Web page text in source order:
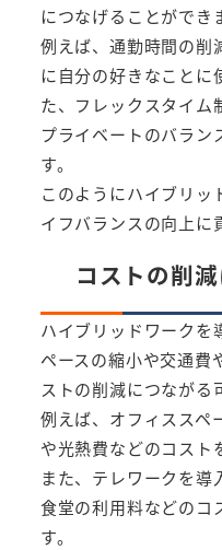
につなげることができ
例えば、通勤時間の削
に自分の好きなことに
た、フレックスタイム
プライベートのバラン
す。
このようにハイブリッ
イフバランスの向上に
コストの削
ハイブリッドワークを
ペースの縮小や交通費
ストの削減につながる
例えば、オフィススペ
や光熱費などのコスト
また、テレワークを導
食堂の利用料などのコ
す。